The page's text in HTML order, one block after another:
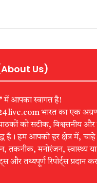
Us)
में आपका स्वागत है!
भारत का एक अग्रणी
को सटीक, विश्वसनीय और
है। हम आपको हर क्षेत्र में, चाहे
तकनीक, मनोरंजन, स्वास्थ्य
और तथ्यपूर्ण रिपोर्ट्स प्रदान